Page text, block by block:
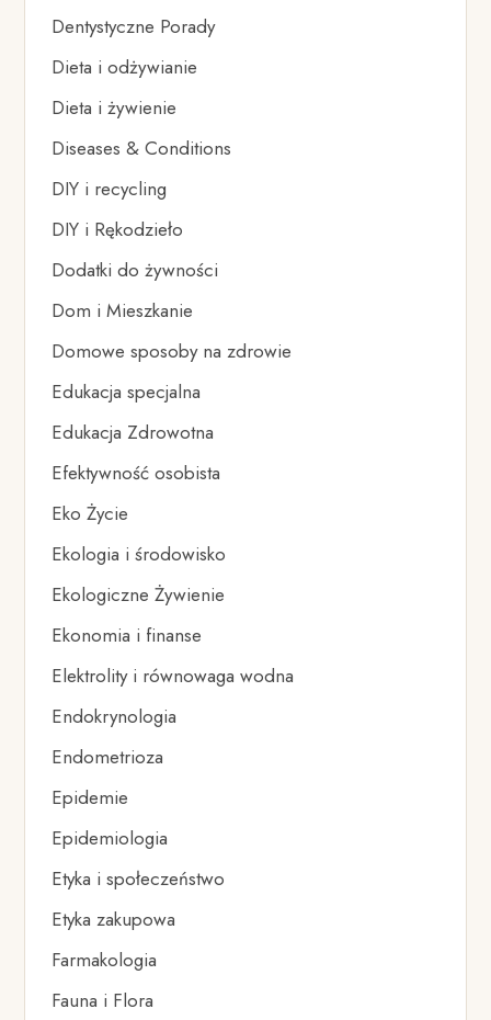
Dentystyczne Porady
Dieta i odżywianie
Dieta i żywienie
Diseases & Conditions
DIY i recycling
DIY i Rękodzieło
Dodatki do żywności
Dom i Mieszkanie
Domowe sposoby na zdrowie
Edukacja specjalna
Edukacja Zdrowotna
Efektywność osobista
Eko Życie
Ekologia i środowisko
Ekologiczne Żywienie
Ekonomia i finanse
Elektrolity i równowaga wodna
Endokrynologia
Endometrioza
Epidemie
Epidemiologia
Etyka i społeczeństwo
Etyka zakupowa
Farmakologia
Fauna i Flora